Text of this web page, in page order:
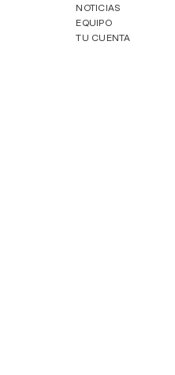
NOTICIAS
EQUIPO
TU CUENTA